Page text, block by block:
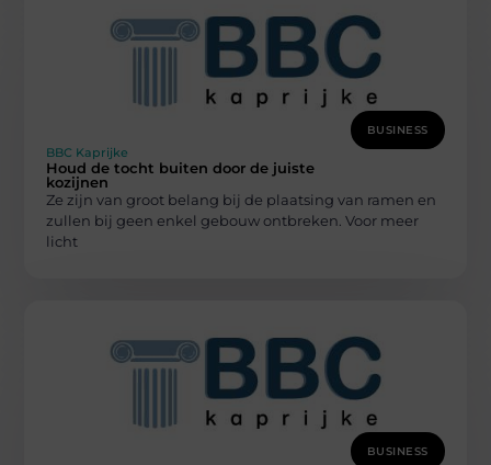
BUSINESS
BBC Kaprijke
Houd de tocht buiten door de juiste
kozijnen
Ze zijn van groot belang bij de plaatsing van ramen en
zullen bij geen enkel gebouw ontbreken. Voor meer
licht
BUSINESS